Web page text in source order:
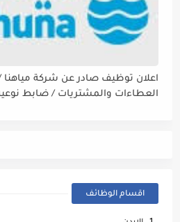
اعلان توظيف صادر عن شركة مياهنا /
العطاءات والمشتريات / ضابط
اقسام الوظائف